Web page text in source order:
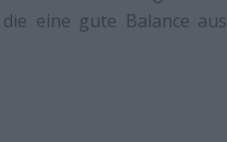
eine gute Balance aus